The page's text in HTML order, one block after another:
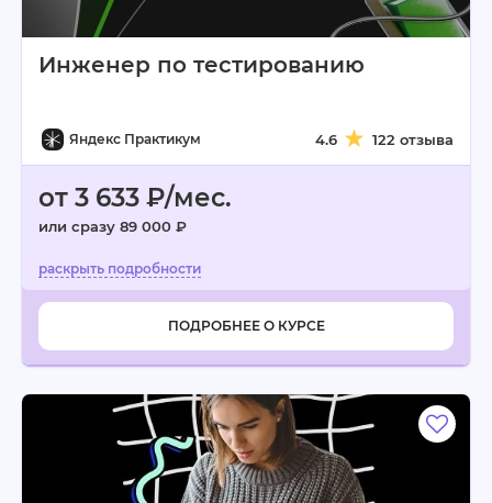
Инженер по тестированию
Яндекс Практикум 4.6 122 отзыва
от 3 633 ₽/мес.
или сразу 89 000 ₽
ПОДРОБНЕЕ О КУРСЕ